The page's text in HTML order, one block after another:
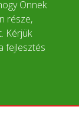
Önnek
része,
Kérjük
fejlesztés